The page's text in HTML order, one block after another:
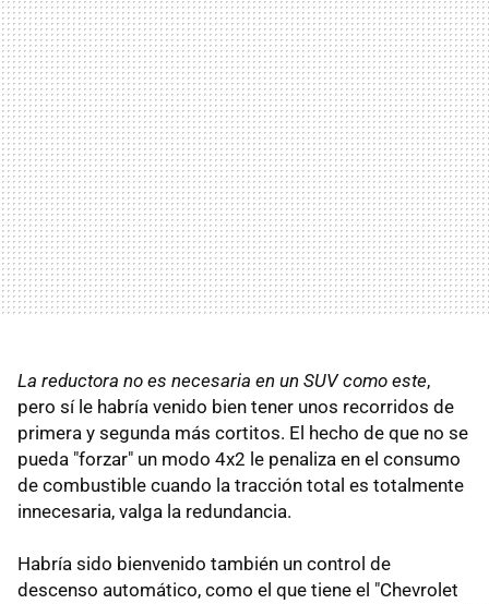
La reductora no es necesaria en un SUV como este,
pero sí le habría venido bien tener unos recorridos de
primera y segunda más cortitos. El hecho de que no se
pueda "forzar" un modo 4x2 le penaliza en el consumo
de combustible cuando la tracción total es totalmente
innecesaria, valga la redundancia.
Habría sido bienvenido también un control de
descenso automático, como el que tiene el "Chevrolet